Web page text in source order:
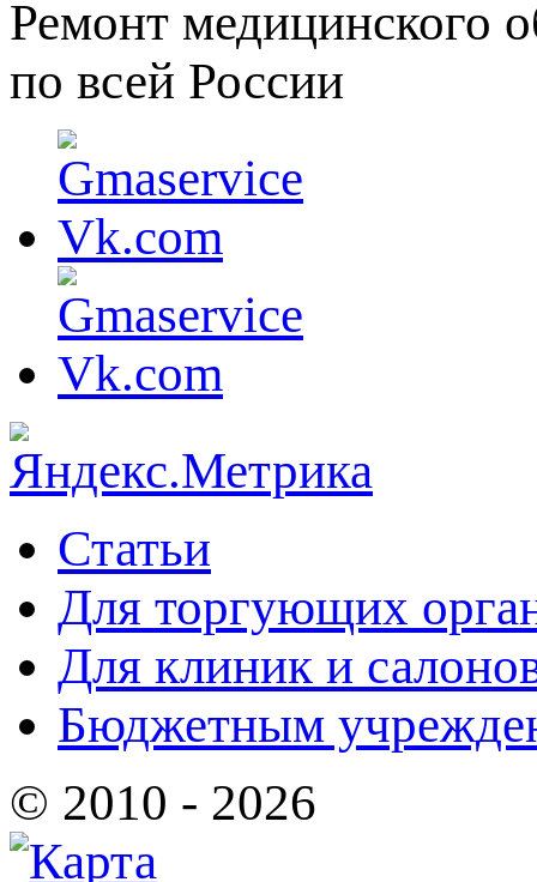
Ремонт медицинского
по всей России
Статьи
Для торгующих
Для клиник и
Бюджетным
© 2010 - 2026